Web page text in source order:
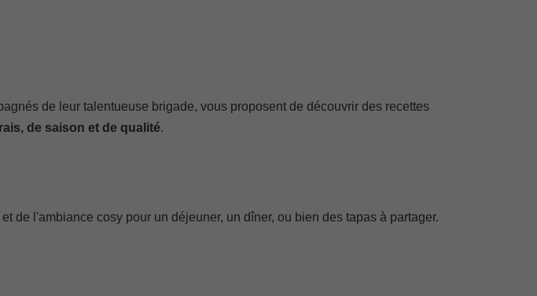
de leur talentueuse brigade, vous proposent de découvrir des recettes
de saison et de qualité.
de l'ambiance cosy pour un déjeuner, un dîner, ou bien des tapas à partager.